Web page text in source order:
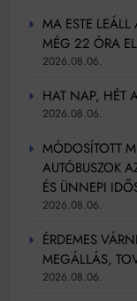
MA ESTE LEÁLL
MÉG 22 ÓRA
2026.08.06.
HAT NAP, HÉT
2026.08.06.
MÓDOSÍTOTT
AUTÓBUSZOK
ÉS ÜNNEPI
2026.08.06.
ÉRDEMES
MEGÁLLÁS,
2026.08.06.